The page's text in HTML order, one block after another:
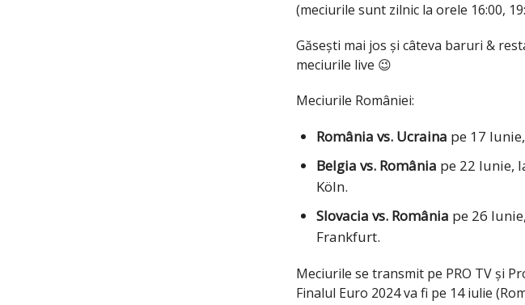
(meciurile sunt zilnic la orele 16:00,
Găsești mai jos și câteva baruri &
meciurile live 😉
Meciurile României:
România vs. Ucraina pe 17
Belgia vs. România pe 22 Iunie,
Köln.
Slovacia vs. România pe 26
Frankfurt.
Meciurile se transmit pe PRO TV și
Finalul Euro 2024 va fi pe 14 iulie